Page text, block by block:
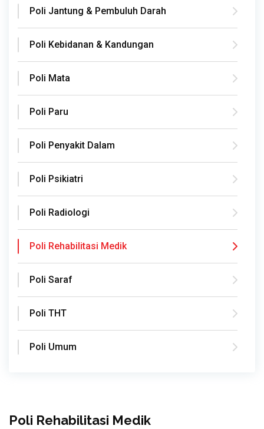
Poli Jantung & Pembuluh Darah
Poli Kebidanan & Kandungan
Poli Mata
Poli Paru
Poli Penyakit Dalam
Poli Psikiatri
Poli Radiologi
Poli Rehabilitasi Medik
Poli Saraf
Poli THT
Poli Umum
Poli Rehabilitasi Medik